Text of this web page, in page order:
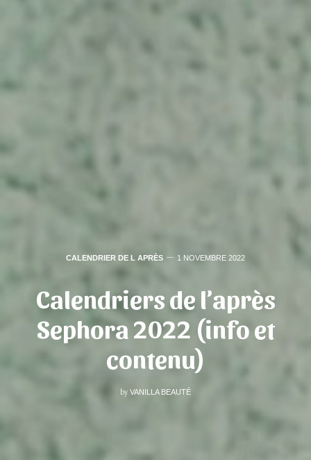
CALENDRIER DE L APRÈS 1 NOVEMBRE 2022
Calendriers de l’après
Sephora 2022 (info et
contenu)
by VANILLA BEAUTÉ